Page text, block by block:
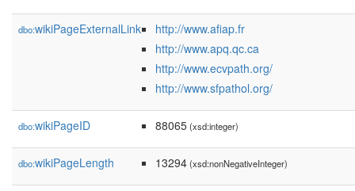
dbo:wikiPageExternalLink
http://www.afiap.fr
http://www.apq.qc.ca
http://www.ecvpath.org/
http://www.sfpathol.org/
dbo:wikiPageID 88065(xsd:integer)
dbo:wikiPageLength 13294(xsd:nonNegativeInteger)